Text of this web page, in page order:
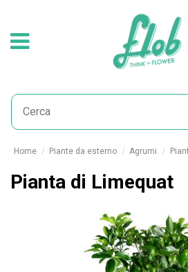
Home Piante da esterno Agrumi
Pianta di Limequat